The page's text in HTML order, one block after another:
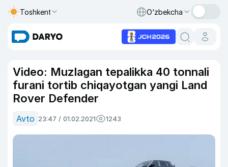
Toshkent O‘zbekcha
Video: Muzlagan tepalikka 40 tonnali
furani tortib chiqayotgan yangi Land
Rover Defender
Avto 23:47 / 01.02.2021 1243